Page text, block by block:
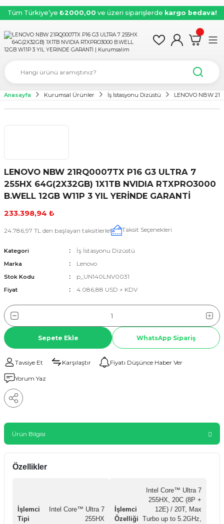
Tüm Türkiye’ye ₺2000,00 ve üzeri siparişlerde kargo bedava!
Anasayfa Kurumsal Ürünler İş İstasyonu Dizüstü LENOVO NBW
LENOVO NBW 21RQ0007TX P16 G3 ULTRA 7
255HX 64G(2X32GB) 1X1TB NVIDIA RTXPRO3000
B.WELL 12GB W11P 3 YIL YERİNDE GARANTİ
233.398,94 ₺
24.786,97 TL den başlayan taksitlerle! Taksit Seçenekleri
Kategori İş İstasyonu Dizüstü
Marka Lenovo
Stok Kodu p_UN140LNV0031
Fiyat 4.086,88 USD + KDV
Sepete Ekle WhatsApp Sipariş
Tavsiye Et Karşılaştır Fiyatı Düşünce Haber Ver
Yorum Yaz
Ürün Bilgisi
Özellikler
İşlemci
Tipi
Intel Core™ Ultra 7
255HX
İşlemci
Özelliği
Intel Core™ Ultra 7
255HX, 20C (8P +
12E) / 20T, Max
Turbo up to 5.2GHz,